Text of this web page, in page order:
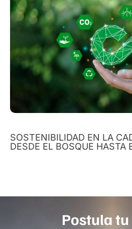
SOSTENIBILIDAD EN LA
DESDE EL BOSQUE HASTA
Postula